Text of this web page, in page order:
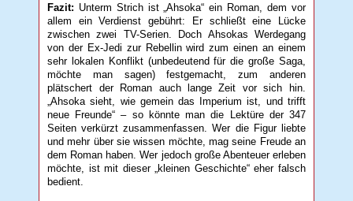
Fazit: Unterm Strich ist „Ahsoka“ ein Roman, dem vor
allem ein Verdienst gebührt: Er schließt eine Lücke
zwischen zwei TV-Serien. Doch Ahsokas Werdegang
von der Ex-Jedi zur Rebellin wird zum einen an einem
sehr lokalen Konflikt (unbedeutend für die große Saga,
möchte man sagen) festgemacht, zum anderen
plätschert der Roman auch lange Zeit vor sich hin.
„Ahsoka sieht, wie gemein das Imperium ist, und trifft
neue Freunde“ – so könnte man die Lektüre der 347
Seiten verkürzt zusammenfassen. Wer die Figur liebte
und mehr über sie wissen möchte, mag seine Freude an
dem Roman haben. Wer jedoch große Abenteuer erleben
möchte, ist mit dieser „kleinen Geschichte“ eher falsch
bedient.